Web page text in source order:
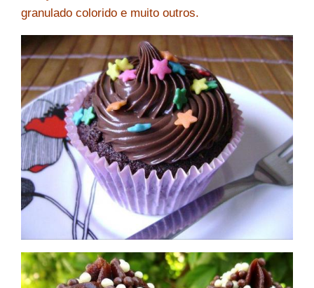
granulado colorido e muito outros.